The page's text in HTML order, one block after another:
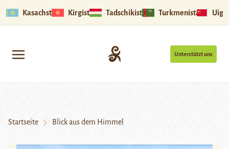
Kasachstan Kirgistan Tadschikistan Turkmenistan
Unterstützt uns
Startseite Blick aus dem Himmel